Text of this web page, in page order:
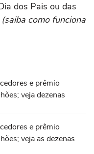
dos Pais ou das
(saiba como funciona
e prêmio
veja dezenas
e prêmio
veja as dezenas